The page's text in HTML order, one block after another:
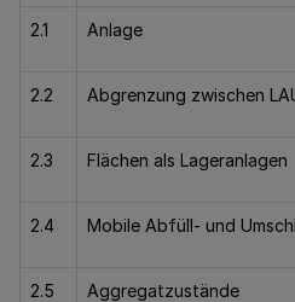
2.1 Anlage
2.2 Abgrenzung zwischen
2.3 Flächen als Lageranlagen
2.4 Mobile Abfüll- und
2.5 Aggregatzustände